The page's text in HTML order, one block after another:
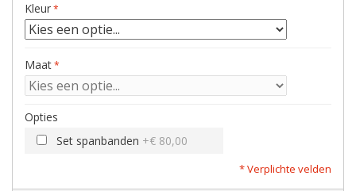
Kleur
Maat
Opties
Set spanbanden +€ 80,00
* Verplichte velden